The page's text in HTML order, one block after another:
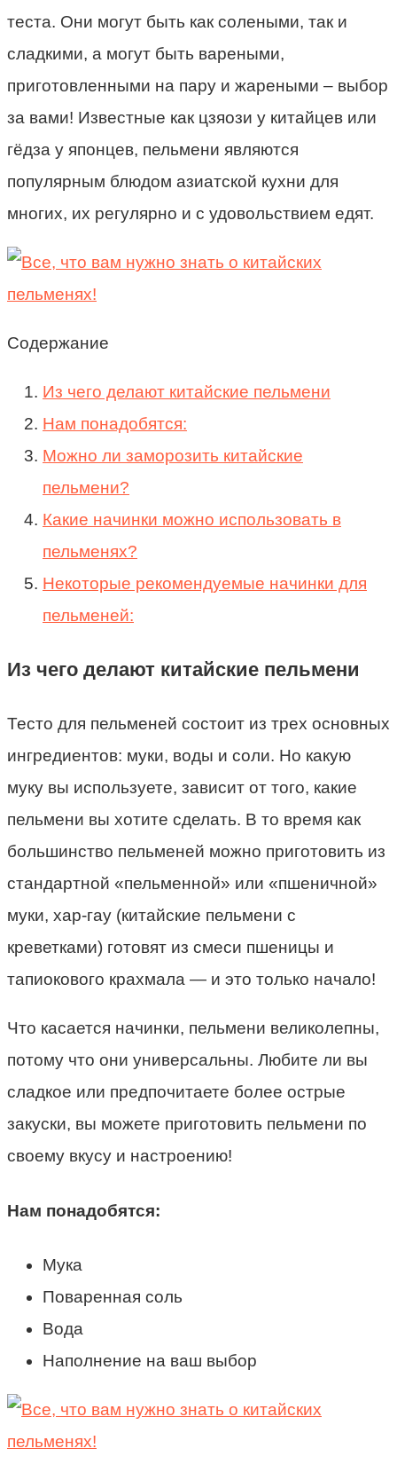
теста. Они могут быть как солеными, так и
сладкими, а могут быть вареными,
приготовленными на пару и жареными – выбор
за вами! Известные как цзяози у китайцев или
гёдза у японцев, пельмени являются
популярным блюдом азиатской кухни для
многих, их регулярно и с удовольствием едят.
Содержание
Из чего делают китайские пельмени
Нам понадобятся:
Можно ли заморозить китайские
пельмени?
Какие начинки можно использовать в
пельменях?
Некоторые рекомендуемые начинки для
пельменей:
Из чего делают китайские пельмени
Тесто для пельменей состоит из трех основных
ингредиентов: муки, воды и соли. Но какую
муку вы используете, зависит от того, какие
пельмени вы хотите сделать. В то время как
большинство пельменей можно приготовить из
стандартной «пельменной» или «пшеничной»
муки, хар-гау (китайские пельмени с
креветками) готовят из смеси пшеницы и
тапиокового крахмала — и это только начало!
Что касается начинки, пельмени великолепны,
потому что они универсальны. Любите ли вы
сладкое или предпочитаете более острые
закуски, вы можете приготовить пельмени по
своему вкусу и настроению!
Нам понадобятся:
Мука
Поваренная соль
Вода
Наполнение на ваш выбор